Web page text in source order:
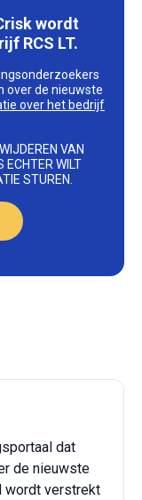
wordt
RCS LT.
over de nieuwste
over het bedrijf
VAN
ECHTER WILT
STUREN.
dat
de nieuwste
wordt verstrekt